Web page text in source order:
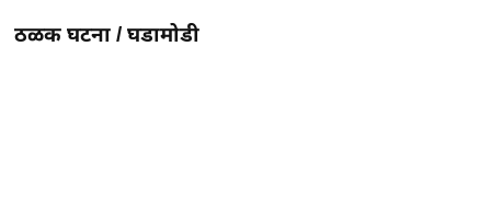
ठळक घटना /घडामोडी